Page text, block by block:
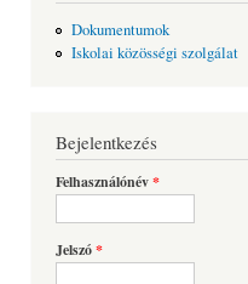
Dokumentumok
Iskolai közösségi szolgálat
Bejelentkezés
Felhasználónév*
Jelszó*